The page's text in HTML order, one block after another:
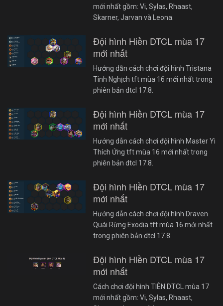
mới nhất gồm: Vi, Sylas, Rhaast,
Skarner, Jarvan và Leona.
Đội hình Hiền DTCL mùa 17
mới nhất
Hướng dẫn cách chơi đội hình Tristana
Tinh Nghịch tft mùa 16 mới nhất trong
phiên bản dtcl 17.8.
Đội hình Hiền DTCL mùa 17
mới nhất
Hướng dẫn cách chơi đội hình Master Yi
Thích Ứng tft mùa 16 mới nhất trong
phiên bản dtcl 17.8.
Đội hình Hiền DTCL mùa 17
mới nhất
Hướng dẫn cách chơi đội hình Draven
Quái Rừng Exodia tft mùa 16 mới nhất
trong phiên bản dtcl 17.8.
Đội hình Hiền DTCL mùa 17
mới nhất
Cách chơi đội hình TIÊN DTCL mùa 17
mới nhất gồm: Vi, Sylas, Rhaast,